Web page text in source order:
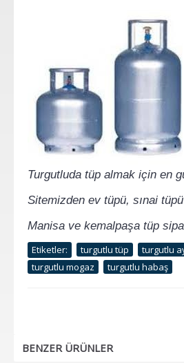
Turgutluda tüp almak için en
Sitemizden ev tüpü, sınai
Manisa ve kemalpaşa tüp
Etiketler: turgutlu tüp turgutlu
turgutlu mogaz
turgutlu habaş
BENZER ÜRÜNLER